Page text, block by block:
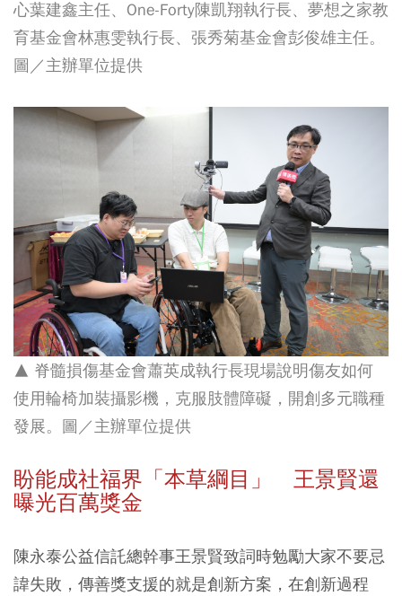
心葉建鑫主任、One-Forty陳凱翔執行長、夢想之家教
育基金會林惠雯執行長、張秀菊基金會彭俊雄主任。
圖／主辦單位提供
▲ 脊髓損傷基金會蕭英成執行長現場說明傷友如何
使用輪椅加裝攝影機，克服肢體障礙，開創多元職種
發展。圖／主辦單位提供
盼能成社福界「本草綱目」 王景賢還
曝光百萬獎金
陳永泰公益信託總幹事王景賢致詞時勉勵大家不要忌
諱失敗，傳善獎支援的就是創新方案，在創新過程